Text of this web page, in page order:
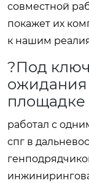
совместной
покажет их
к нашим
?Под
ожидания
площадке
работал с
спг в